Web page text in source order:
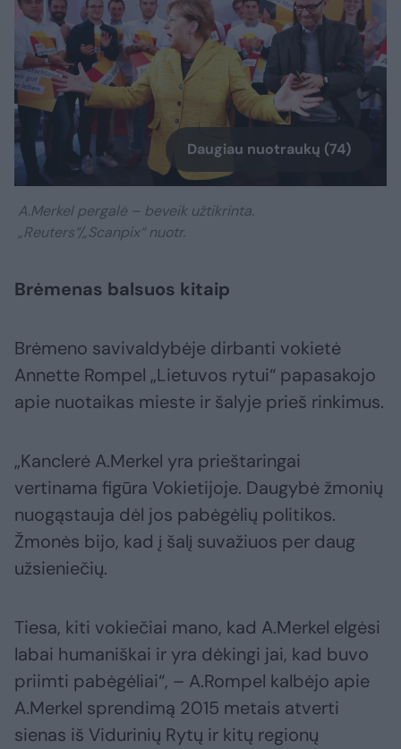
Daugiau nuotraukų (74)
A.Merkel pergalė – beveik užtikrinta.
„Reuters“/„Scanpix“ nuotr.
Brėmenas balsuos kitaip
Brėmeno savivaldybėje dirbanti vokietė
Annette Rompel „Lietuvos rytui“ papasakojo
apie nuotaikas mieste ir šalyje prieš rinkimus.
„Kanclerė A.Merkel yra prieštaringai
vertinama figūra Vokietijoje. Daugybė žmonių
nuogąstauja dėl jos pabėgėlių politikos.
Žmonės bijo, kad į šalį suvažiuos per daug
užsieniečių.
Tiesa, kiti vokiečiai mano, kad A.Merkel elgėsi
labai humaniškai ir yra dėkingi jai, kad buvo
priimti pabėgėliai“, – A.Rompel kalbėjo apie
A.Merkel sprendimą 2015 metais atverti
sienas iš Vidurinių Rytų ir kitų regionų